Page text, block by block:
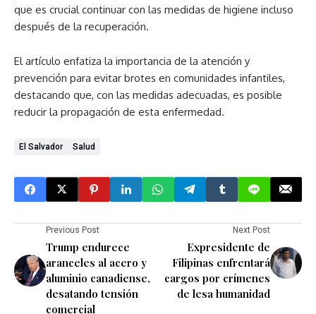
que es crucial continuar con las medidas de higiene incluso
después de la recuperación.
El artículo enfatiza la importancia de la atención y
prevención para evitar brotes en comunidades infantiles,
destacando que, con las medidas adecuadas, es posible
reducir la propagación de esta enfermedad.
El Salvador Salud
Previous Post
Trump endurece
aranceles al acero y
aluminio canadiense,
desatando tensión
comercial
Next Post
Expresidente de
Filipinas enfrentará
cargos por crímenes
de lesa humanidad